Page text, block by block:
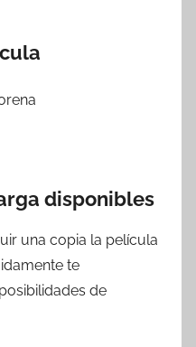
disponibles
una copia la película
te
de